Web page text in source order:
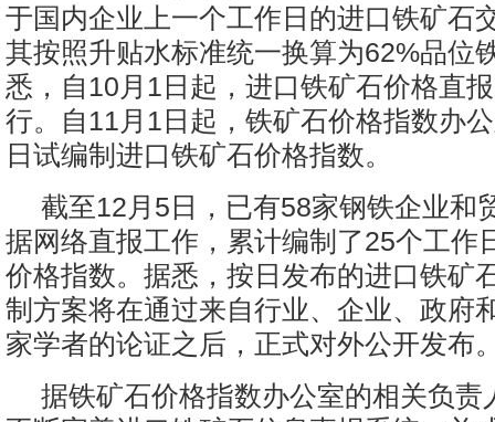
于国内企业上一个工作日的进口铁矿石
其按照升贴水标准统一换算为62%品位
悉，自10月1日起，进口铁矿石价格直
行。自11月1日起，铁矿石价格指数办
日试编制进口铁矿石价格指数。
截至12月5日，已有58家钢铁企业和
据网络直报工作，累计编制了25个工作
价格指数。据悉，按日发布的进口铁矿
制方案将在通过来自行业、企业、政府
家学者的论证之后，正式对外公开发布
据铁矿石价格指数办公室的相关负责